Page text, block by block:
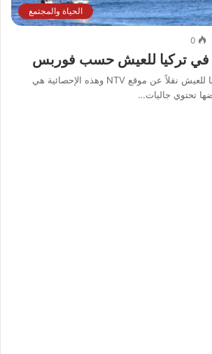
الحياة والمجتمع
0
أفضل 25 مدينة في تركيا للعيش نقلاً عن موقع NTV وهذه الإحصائية هي